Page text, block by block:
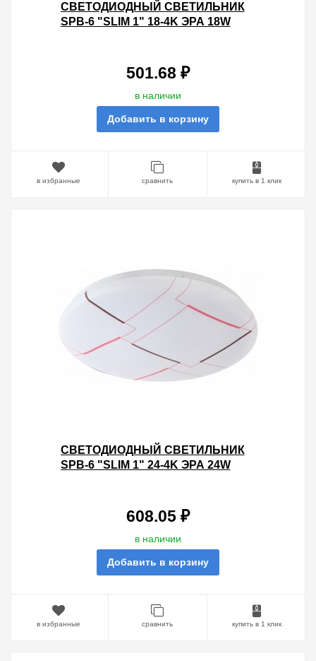
CВЕТОДИОДНЫЙ СВЕТИЛЬНИК
SPB-6 "SLIM 1" 18-4K ЭРА 18W
501.68 ₽
в наличии
Добавить в корзину
в избранные сравнить купить в 1 клик
CВЕТОДИОДНЫЙ СВЕТИЛЬНИК
SPB-6 "SLIM 1" 24-4K ЭРА 24W
608.05 ₽
в наличии
Добавить в корзину
в избранные сравнить купить в 1 клик